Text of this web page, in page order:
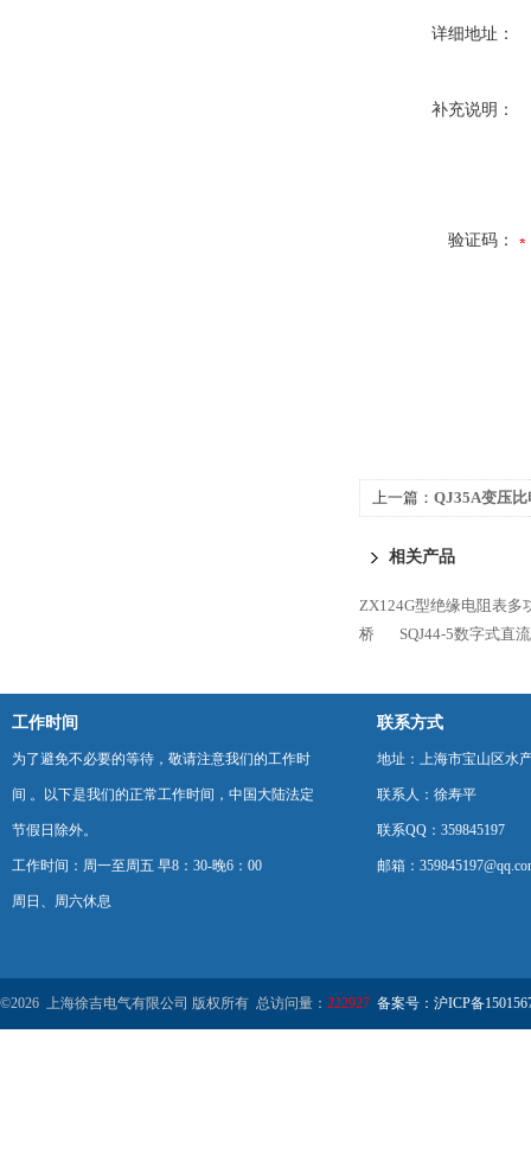
详细地址：
补充说明：
验证码：
上一篇： QJ35A变压比
相关产品
ZX124G型绝缘电阻表多
桥
SQJ44-5数字式直
工作时间
为了避免不必要的等待，敬请注意我们的工作时
间 。以下是我们的正常工作时间，中国大陆法定
节假日除外。
工作时间：周一至周五 早8：30-晚6：00
周日、周六休息
联系方式
地址：上海市宝山区水
联系人：徐寿平
联系QQ：359845197
邮箱：
©2026 上海徐吉电气有限公司 版权所有 总访问量： 222927 备案号：沪ICP备